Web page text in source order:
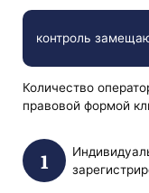
контроль
Количество
правовой формой